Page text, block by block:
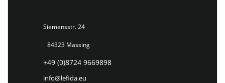
Siemensstr. 24
84323 Massing
+49 (0)8724 9669898
info@lefida.eu